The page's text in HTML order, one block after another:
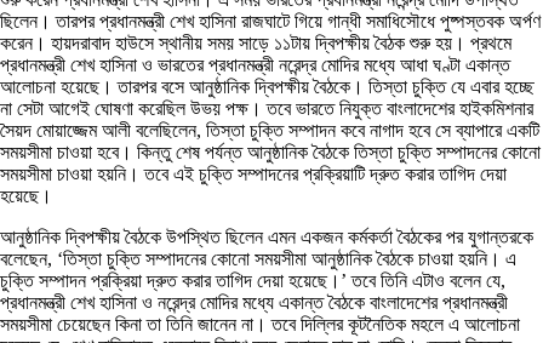
ছিলেন। তারপর প্রধানমন্ত্রী শেখ হাসিনা রাজঘাটে গিয়ে গান্ধী সমাধিসৌধে পুষ্পস্তবক অর্পণ
করেন। হায়দরাবাদ হাউসে স্থানীয় সময় সাড়ে ১১টায় দ্বিপক্ষীয় বৈঠক শুরু হয়। প্রথমে
প্রধানমন্ত্রী শেখ হাসিনা ও ভারতের প্রধানমন্ত্রী নরেন্দ্র মোদির মধ্যে আধা ঘণ্টা একান্ত
আলোচনা হয়েছে। তারপর বসে আনুষ্ঠানিক দ্বিপক্ষীয় বৈঠকে। তিস্তা চুক্তি যে এবার হচ্ছে
না সেটা আগেই ঘোষণা করেছিল উভয় পক্ষ। তবে ভারতে নিযুক্ত বাংলাদেশের হাইকমিশনার
সৈয়দ মোয়াজ্জেম আলী বলেছিলেন, তিস্তা চুক্তি সম্পাদন কবে নাগাদ হবে সে ব্যাপারে একটি
সময়সীমা চাওয়া হবে। কিন্তু শেষ পর্যন্ত আনুষ্ঠানিক বৈঠকে তিস্তা চুক্তি সম্পাদনের কোনো
সময়সীমা চাওয়া হয়নি। তবে এই চুক্তি সম্পাদনের প্রক্রিয়াটি দ্রুত করার তাগিদ দেয়া
হয়েছে।
আনুষ্ঠানিক দ্বিপক্ষীয় বৈঠকে উপস্থিত ছিলেন এমন একজন কর্মকর্তা বৈঠকের পর যুগান্তরকে
বলেছেন, ‘তিস্তা চুক্তি সম্পাদনের কোনো সময়সীমা আনুষ্ঠানিক বৈঠকে চাওয়া হয়নি। এ
চুক্তি সম্পাদন প্রক্রিয়া দ্রুত করার তাগিদ দেয়া হয়েছে।’ তবে তিনি এটাও বলেন যে,
প্রধানমন্ত্রী শেখ হাসিনা ও নরেন্দ্র মোদির মধ্যে একান্ত বৈঠকে বাংলাদেশের প্রধানমন্ত্রী
সময়সীমা চেয়েছেন কিনা তা তিনি জানেন না। তবে দিল্লির কূটনৈতিক মহলে এ আলোচনা